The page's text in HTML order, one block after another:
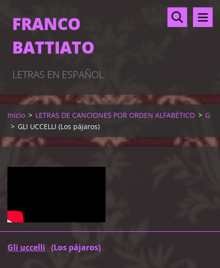
FRANCO
BATTIATO
LETRAS EN ESPAÑOL
Inicio > LETRAS DE CANCIONES POR ORDEN ALFABÉTICO > G
> GLI UCCELLI (Los pájaros)
Gli uccelli (Los pájaros)